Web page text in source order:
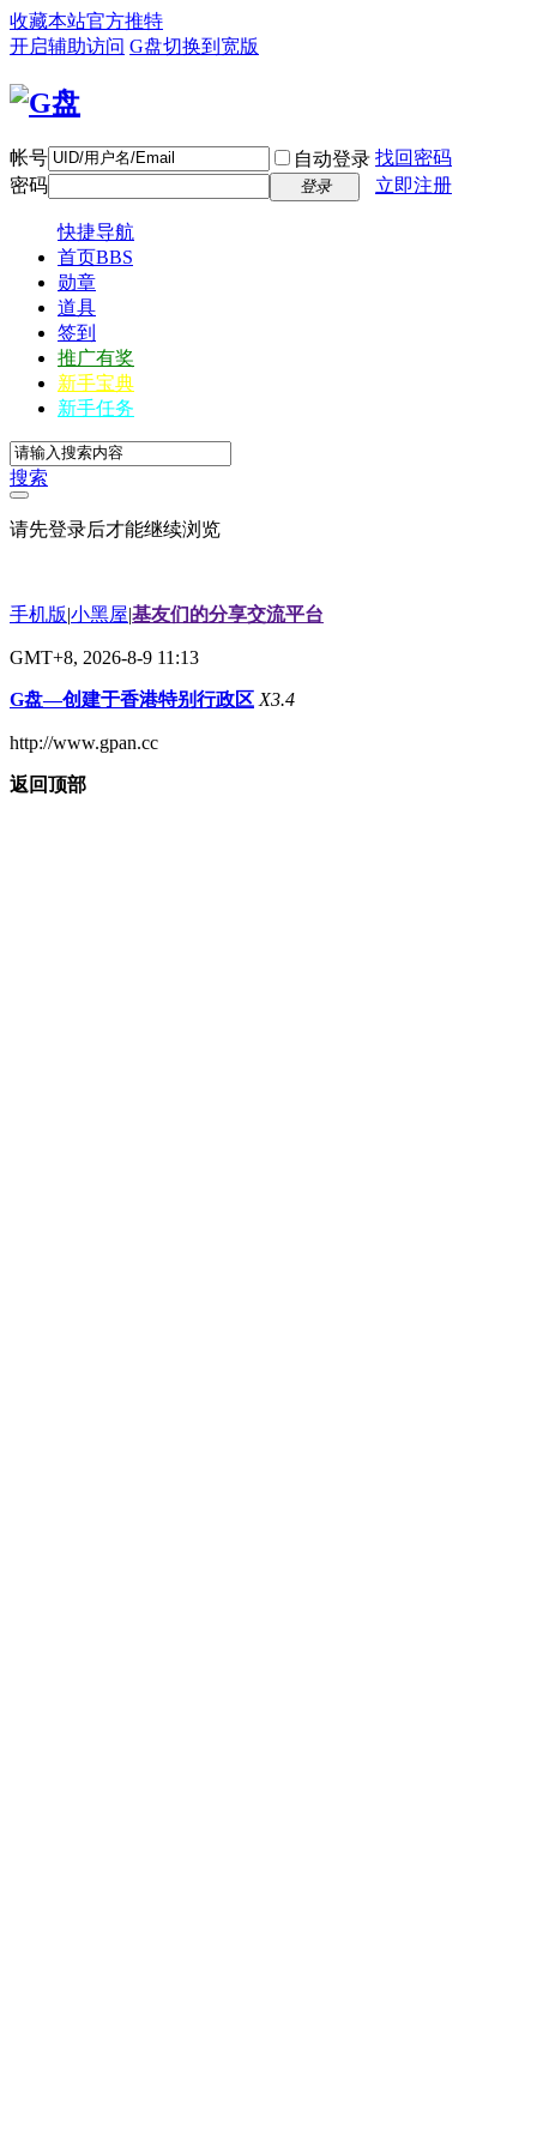
收藏本站官方推特
开启辅助访问 G盘切换到宽版
帐号 自动登录 找回密码
密码
登录 立即注册
快捷导航
首页BBS
勋章
道具
签到
推广有奖
新手宝典
新手任务
搜索
请先登录后才能继续浏览
手机版|小黑屋|基友们的分享交流平台
GMT+8, 2026-8-9 11:13
G盘—创建于香港特别行政区 X3.4
http://www.gpan.cc
返回顶部